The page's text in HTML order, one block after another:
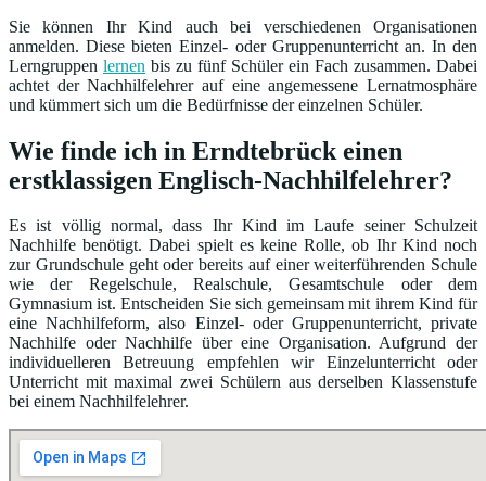
Sie können Ihr Kind auch bei verschiedenen Organisationen
anmelden. Diese bieten Einzel- oder Gruppenunterricht an. In den
Lerngruppen lernen bis zu fünf Schüler ein Fach zusammen. Dabei
achtet der Nachhilfelehrer auf eine angemessene Lernatmosphäre
und kümmert sich um die Bedürfnisse der einzelnen Schüler.
Wie finde ich in Erndtebrück einen
erstklassigen Englisch-Nachhilfelehrer?
Es ist völlig normal, dass Ihr Kind im Laufe seiner Schulzeit
Nachhilfe benötigt. Dabei spielt es keine Rolle, ob Ihr Kind noch
zur Grundschule geht oder bereits auf einer weiterführenden Schule
wie der Regelschule, Realschule, Gesamtschule oder dem
Gymnasium ist. Entscheiden Sie sich gemeinsam mit ihrem Kind für
eine Nachhilfeform, also Einzel- oder Gruppenunterricht, private
Nachhilfe oder Nachhilfe über eine Organisation. Aufgrund der
individuelleren Betreuung empfehlen wir Einzelunterricht oder
Unterricht mit maximal zwei Schülern aus derselben Klassenstufe
bei einem Nachhilfelehrer.